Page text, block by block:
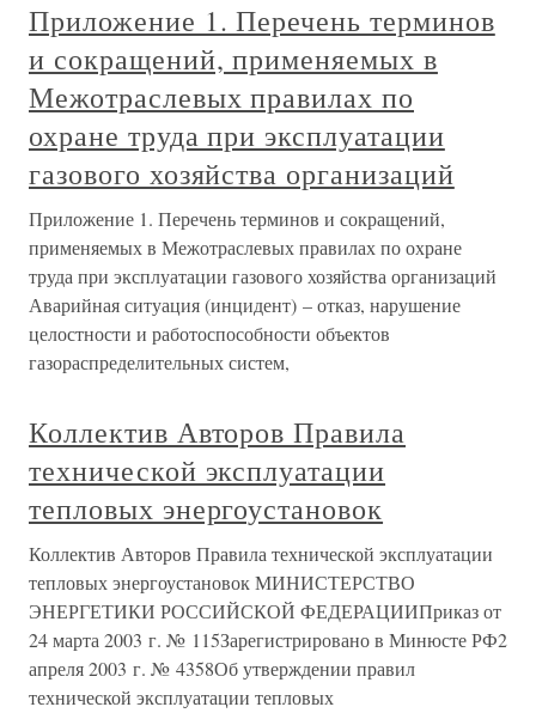
Приложение 1. Перечень терминов
и сокращений, применяемых в
Межотраслевых правилах по
охране труда при эксплуатации
газового хозяйства организаций
Приложение 1. Перечень терминов и сокращений,
применяемых в Межотраслевых правилах по охране
труда при эксплуатации газового хозяйства организаций
Аварийная ситуация (инцидент) – отказ, нарушение
целостности и работоспособности объектов
газораспределительных систем,
Коллектив Авторов Правила
технической эксплуатации
тепловых энергоустановок
Коллектив Авторов Правила технической эксплуатации
тепловых энергоустановок МИНИСТЕРСТВО
ЭНЕРГЕТИКИ РОССИЙСКОЙ ФЕДЕРАЦИИПриказ от
24 марта 2003 г. № 115Зарегистрировано в Минюсте РФ2
апреля 2003 г. № 4358Об утверждении правил
технической эксплуатации тепловых